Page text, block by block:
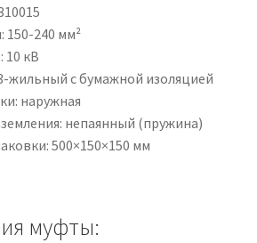
150-240 мм²
10 кВ
жильный с бумажной изоляцией
наружная
непаянный (пружина)
500×150×150 мм
муфты: